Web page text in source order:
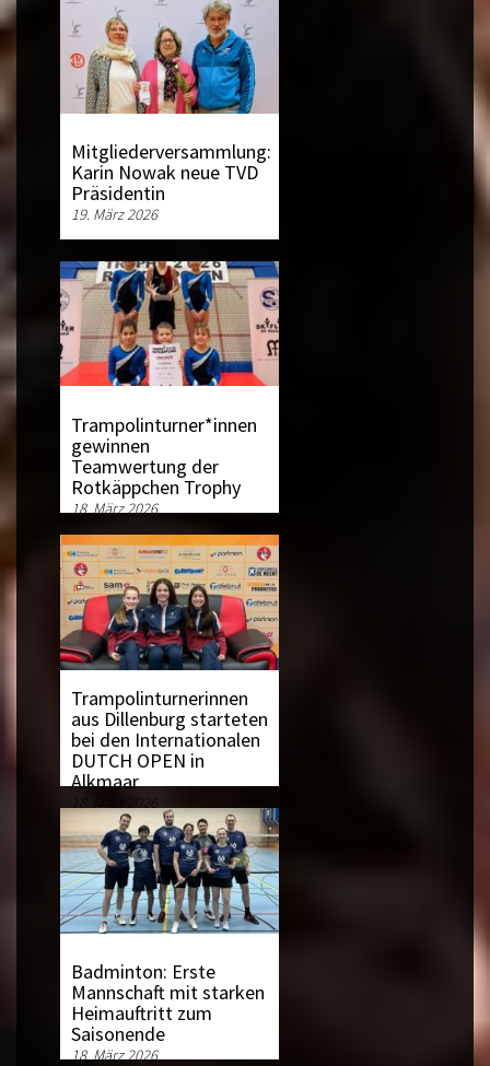
Mitgliederversammlung:
Karin Nowak neue TVD
Präsidentin
19. März 2026
Trampolinturner*innen
gewinnen
Teamwertung der
Rotkäppchen Trophy
18. März 2026
Trampolinturnerinnen
aus Dillenburg starteten
bei den Internationalen
DUTCH OPEN in
Alkmaar
18. März 2026
Badminton: Erste
Mannschaft mit starken
Heimauftritt zum
Saisonende
18. März 2026